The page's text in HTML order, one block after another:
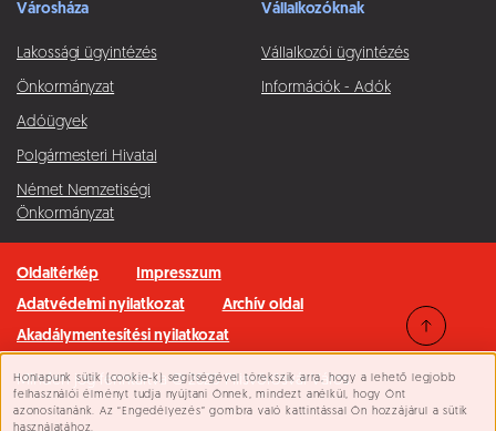
Süti beállítások
Honlapunk sütik (cookie-k) segítségével törekszik arra, hogy a lehető legjobb
felhasználói élményt tudja nyújtani Önnek, mindezt anélkül, hogy Önt
azonosítanánk. Az “Engedélyezés” gombra való kattintással Ön hozzájárul a sütik
használatához.
Városháza
Lakossági ügyintézés
Önkormányzat
Adóügyek
Polgármesteri Hivatal
Német Nemzetiségi
Önkormányzat
Vállalkozóknak
Vállalkozói ügyintézés
Információk - Adók
Oldaltérkép
Impresszum
Adatvédelmi nyilatkozat
Archív oldal
Akadálymentesítési nyilatkozat
Minden jog fenntartva © 2026 Pilisvörösvár Város